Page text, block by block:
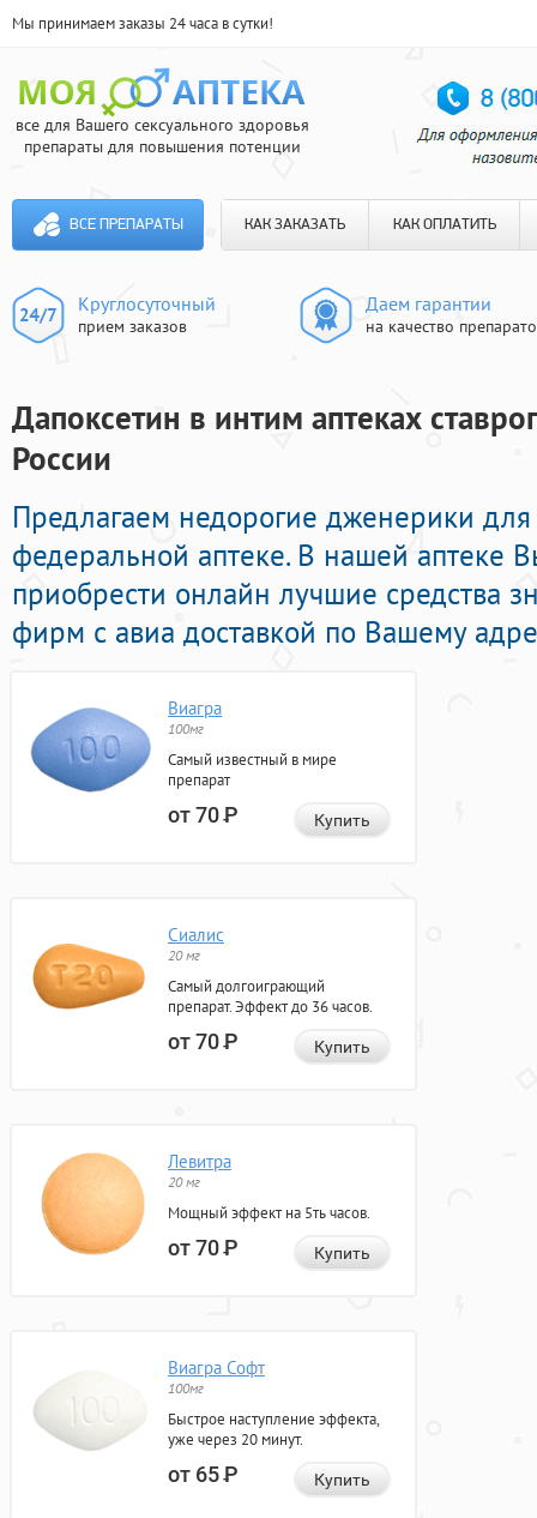
Мы принимаем заказы 24 часа в сутки!
все для Вашего сексуального здоровья
препараты для повышения потенции
ВСЕ ПРЕПАРАТЫ КАК ЗАКАЗАТЬ КАК ОПЛАТИТЬ
Круглосуточный
прием заказов
Даем гарантии
на качество
Дапоксетин в интим аптеках
России
Предлагаем недорогие дженерики
федеральной аптеке. В нашей аптеке
приобрести онлайн лучшие средства
фирм с авиа доставкой по Вашему
Виагра
100мг
Самый известный в мире
препарат
от 70Р Купить
Сиалис
20 мг
Самый долгоиграющий
препарат. Эффект до 36 часов.
от 70Р Купить
Левитра
20 мг
Мощный эффект на 5ть часов.
от 70Р Купить
Виагра Софт
100мг
Быстрое наступление эффекта,
уже через 20 минут.
от 65Р Купить